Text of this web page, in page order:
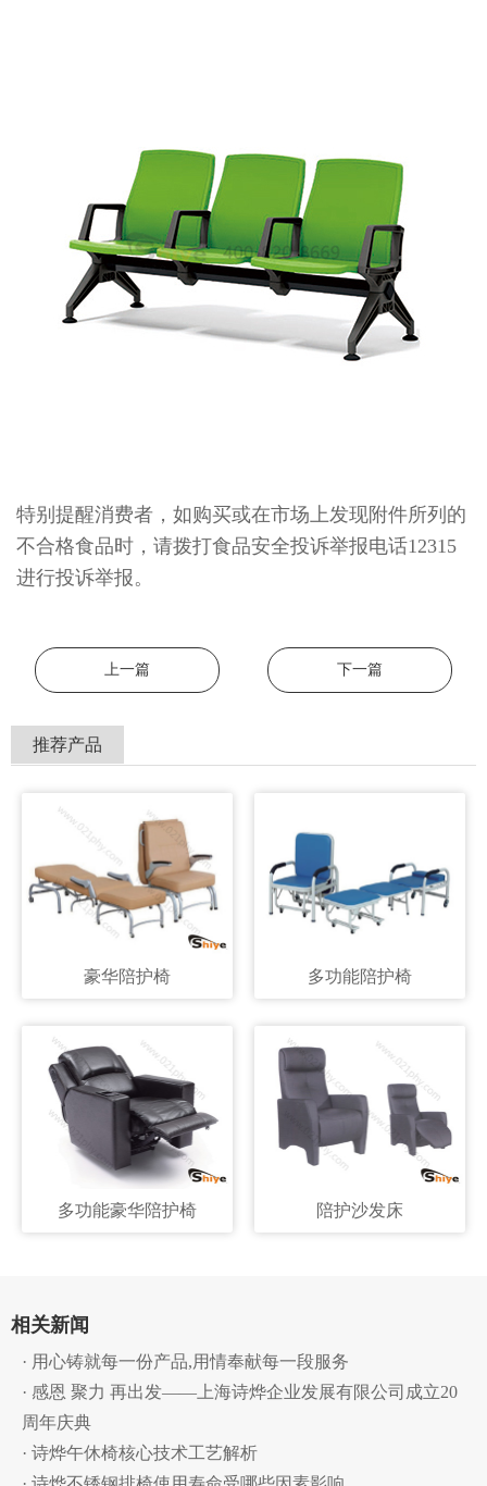
特别提醒消费者，如购买或在市场上发现附件所列的
不合格食品时，请拨打食品安全投诉举报电话12315
进行投诉举报。
上一篇 下一篇
推荐产品
豪华陪护椅 多功能陪护椅
多功能豪华陪护椅 陪护沙发床
相关新闻
· 用心铸就每一份产品,用情奉献每一段服务
· 感恩 聚力 再出发——上海诗烨企业发展有限公司成立20
周年庆典
· 诗烨午休椅核心技术工艺解析